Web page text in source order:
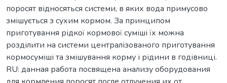
поросят відносяться системи, в яких вода примусово
змішується з сухим кормом. За принципом
приготування рідкої кормової суміші їх можна
розділити на системи централізованого приготування
кормосуміші та змішування корму і рідини в годівниці.
RU: данная работа посвящена анализу оборудования